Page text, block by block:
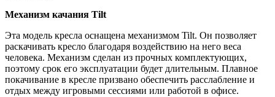
Механизм качания Tilt
Эта модель кресла оснащена механизмом Tilt. Он позволяет
раскачивать кресло благодаря воздействию на него веса
человека. Механизм сделан из прочных комплектующих,
поэтому срок его эксплуатации будет длительным. Плавное
покачивание в кресле призвано обеспечить расслабление и
отдых между игровыми сессиями или работой в офисе.